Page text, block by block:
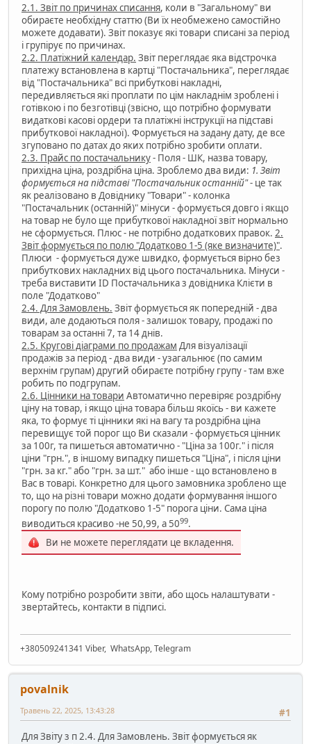
2.1. Звіт по причинах списання, коли в "Загальному" ви
обираєте необхідну статтю (Ви їх необмежено самостійно
можете додавати). Звіт показує які товари списані за період
і групірує по причинах.
2.2. Платіжний календар. Звіт переглядає яка відстрочка
платежу встановлена в картці "Постачальника", переглядає
від "Постачальника" всі прибуткові накладні,
передивляється які проплати по цім накладнім зроблені і
готівкою і по безготівці (звісно, що потрібно формувати
видаткові касові ордери та платіжні інструкції на підставі
прибуткової накладної). Формується на задану дату, де все
згуповано по датах до яких потрібно зробити оплати.
2.3. Прайс по постачальнику- Поля - ШК, назва товару,
прихідна ціна, роздрібна ціна. Зроблемо два види: 1. Звіт
формується на підставі "Постачальник останній"- це так
як реалізовано в Довіднику "Товари" - колонка
"Постачальник (останній)" мінуси - формується довго і якщо
на товар не було ще прибуткової накладної звіт нормально
не сформується. Плюс - не потрібно додаткових правок. 2.
Звіт формується по полю "Додатково 1-5 (яке визначите)".
Плюси - формується дуже швидко, формується вірно без
прибуткових накладних від цього постачальника. Мінуси -
треба виставити ID Постачальника з довідника Клієти в
поле "Додатково"
2.4. Для Замовлень. Звіт формується як попередній - два
види, але додаються поля - залишок товару, продажі по
товарам за останні 7, та 14 днів.
2.5. Кругові діаграми по продажам Для візуалізації
продажів за період - два види - узагальнює (по самим
верхнім групам) другий обираєте потрібну групу - там вже
робить по подгрупам.
2.6. Цінники на товари Автоматично перевіряє роздрібну
ціну на товар, і якщо ціна товара більш якоїсь - ви кажете
яка, то формує ті цінники які на вагу та роздрібна ціна
перевищує той порог що Ви сказали - формується цінник
за 100г, та пишеться автоматично - "Ціна за 100г." і після
ціни "грн.", в іншому випадку пишеться "Ціна", і після ціни
"грн. за кг." або "грн. за шт." або інше - що встановлено в
Вас в товарі. Конкретно для цього замовника зроблено ще
то, що на різні товари можно додати формування іншого
порогу по полю "Додатково 1-5" порога ціни. Сама ціна
виводиться красиво -не 50,99, а 5099.
Ви не можете переглядати це вкладення.
Кому потрібно розробити звіти, або щось налаштувати -
звертайтесь, контакти в підписі.
+380509241341 Viber, WhatsApp, Telegram
povalnik
#1
Травень 22, 2025, 13:43:28
Для Звіту з п 2.4. Для Замовлень. Звіт формується як